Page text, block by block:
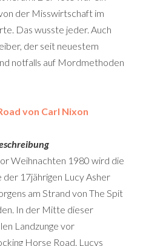
der Misswirtschaft im
Das wusste jeder. Auch
der seit neuestem
notfalls auf Mordmethoden
von Carl Nixon
Weihnachten 1980 wird die
der 17jährigen Lucy Asher
am Strand von The Spit
In der Mitte dieser
Landzunge vor
Horse Road. Lucys